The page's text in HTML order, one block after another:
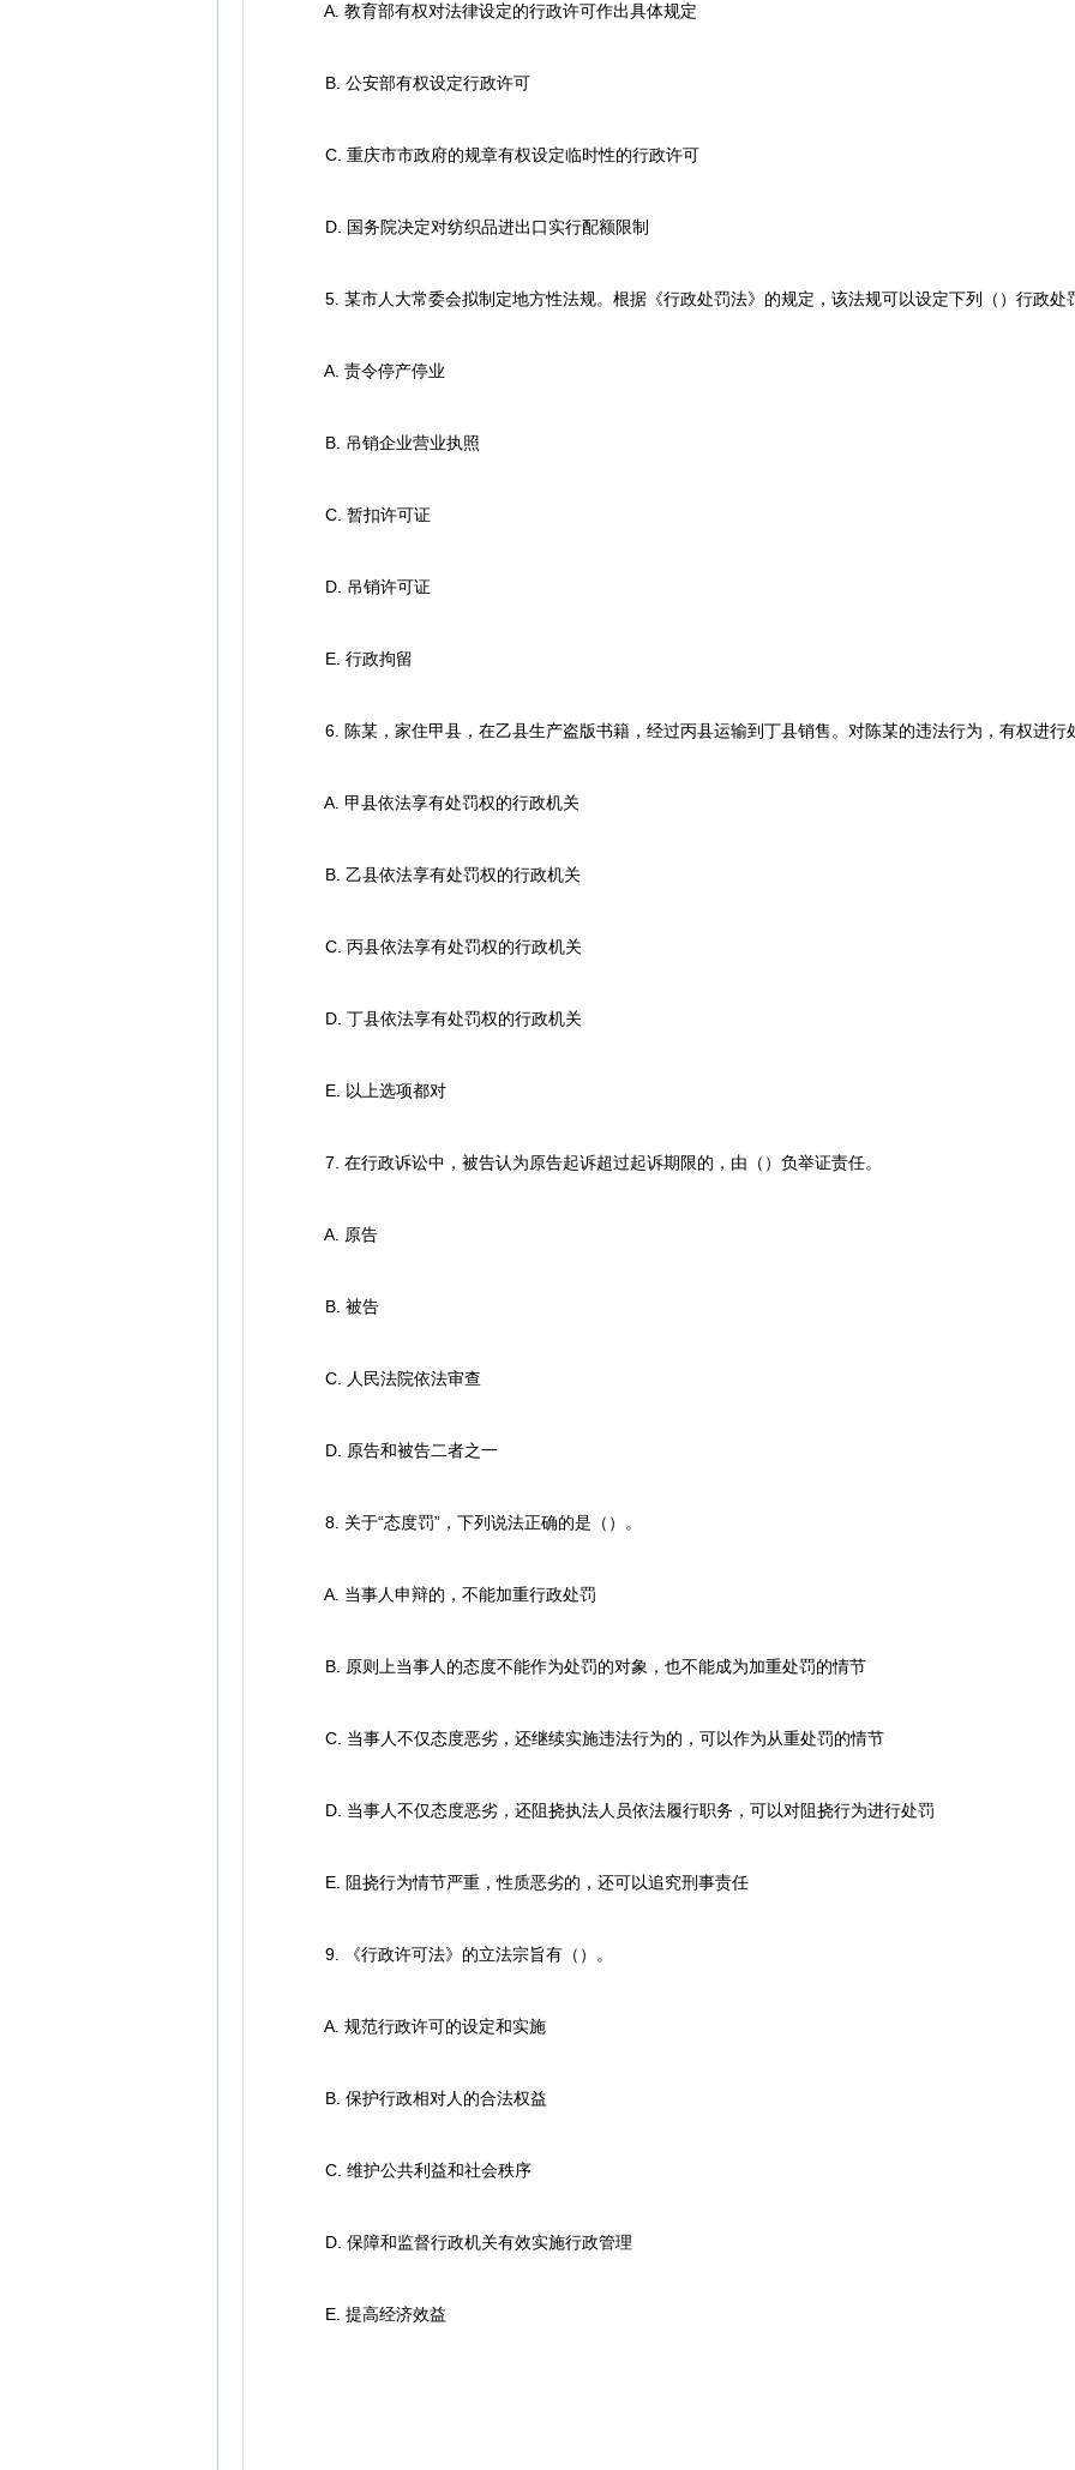
A. 教育部有权对法律设定的行政许可作出具体规定
B. 公安部有权设定行政许可
C. 重庆市市政府的规章有权设定临时性的行政许可
D. 国务院决定对纺织品进出口实行配额限制
5. 某市人大常委会拟制定地方性法规。根据《行政处罚法》的规定，该法规可以设定下列（）行政处
A. 责令停产停业
B. 吊销企业营业执照
C. 暂扣许可证
D. 吊销许可证
E. 行政拘留
6. 陈某，家住甲县，在乙县生产盗版书籍，经过丙县运输到丁县销售。对陈某的违法行为，有权进行
A. 甲县依法享有处罚权的行政机关
B. 乙县依法享有处罚权的行政机关
C. 丙县依法享有处罚权的行政机关
D. 丁县依法享有处罚权的行政机关
E. 以上选项都对
7. 在行政诉讼中，被告认为原告起诉超过起诉期限的，由（）负举证责任。
A. 原告
B. 被告
C. 人民法院依法审查
D. 原告和被告二者之一
8. 关于“态度罚”，下列说法正确的是（）。
A. 当事人申辩的，不能加重行政处罚
B. 原则上当事人的态度不能作为处罚的对象，也不能成为加重处罚的情节
C. 当事人不仅态度恶劣，还继续实施违法行为的，可以作为从重处罚的情节
D. 当事人不仅态度恶劣，还阻挠执法人员依法履行职务，可以对阻挠行为进行处罚
E. 阻挠行为情节严重，性质恶劣的，还可以追究刑事责任
9. 《行政许可法》的立法宗旨有（）。
A. 规范行政许可的设定和实施
B. 保护行政相对人的合法权益
C. 维护公共利益和社会秩序
D. 保障和监督行政机关有效实施行政管理
E. 提高经济效益